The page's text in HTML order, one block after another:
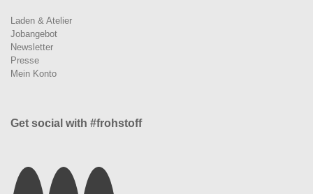
Laden & Atelier
Jobangebot
Newsletter
Presse
Mein Konto
Get social with #frohstoff
InstagramFacebookPinterest